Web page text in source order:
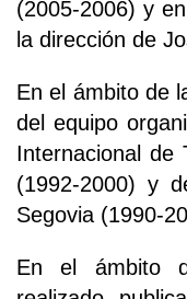
(2005-2006) y
la dirección de
En el ámbito de
del equipo
Internacional de
(1992-2000) y
Segovia (1990-
En el ámbito